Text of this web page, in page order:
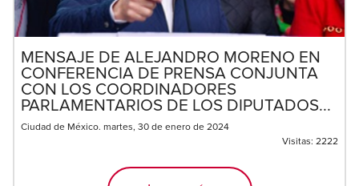
MENSAJE DE ALEJANDRO MORENO EN
CONFERENCIA DE PRENSA CONJUNTA
CON LOS COORDINADORES
PARLAMENTARIOS DE LOS DIPUTADOS...
Ciudad de México. martes, 30 de enero de 2024
Visitas: 2222